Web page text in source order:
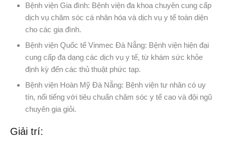
Bệnh viện Gia đình: Bệnh viện đa khoa chuyên cung cấp
dịch vụ chăm sóc cá nhân hóa và dịch vụ y tế toàn diện
cho các gia đình.
Bệnh viện Quốc tế Vinmec Đà Nẵng: Bệnh viện hiện đại
cung cấp đa dạng các dịch vụ y tế, từ khám sức khỏe
định kỳ đến các thủ thuật phức tạp.
Bệnh viện Hoàn Mỹ Đà Nẵng: Bệnh viện tư nhân có uy
tín, nổi tiếng với tiêu chuẩn chăm sóc y tế cao và đội ngũ
chuyên gia giỏi.
Giải trí: